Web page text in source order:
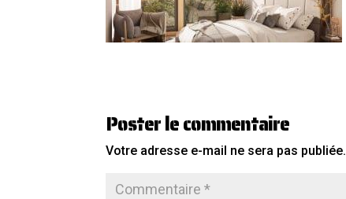
Poster le commentaire
Votre adresse e-mail ne sera pas publiée.